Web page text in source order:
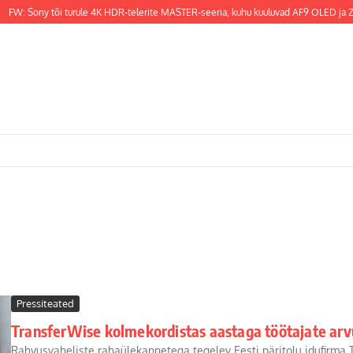
FW: Sony tõi turule 4K HDR-telerite MASTER-seeria, kuhu kuuluvad AF9 OLED ja
Pressiteated
TransferWise kolmekordistas aastaga töötajate
Rahvusvaheliste rahaülekannetega tegelev Eesti päritolu